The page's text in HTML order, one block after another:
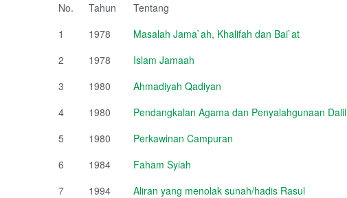
No. Tahun
Tentang
1
1978
Masalah Jama`ah, Khalifah dan Bai`at
2
1978
Islam Jamaah
3
1980
Ahmadiyah Qadiyan
4
1980
Pendangkalan Agama dan Penyalahgunaan Dalil
5
1980
Perkawinan Campuran
6
1984
Faham Syiah
7
1994
Aliran yang menolak sunah/hadis Rasul